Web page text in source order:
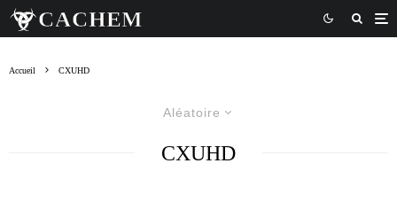
Accueil CXUHD
Aléatoire
CXUHD